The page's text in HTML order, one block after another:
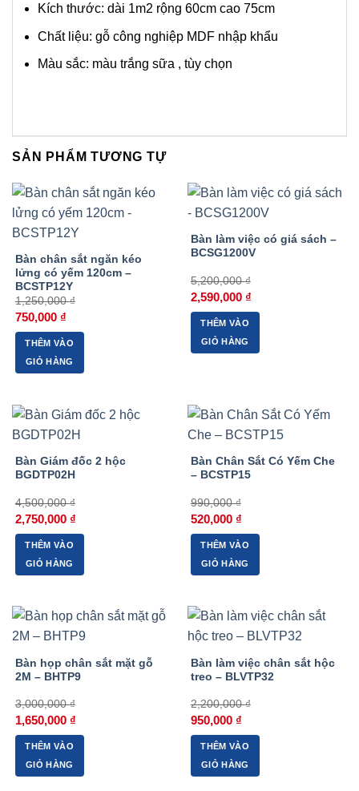
Kích thước: dài 1m2 rộng 60cm cao 75cm
Chất liệu: gỗ công nghiệp MDF nhập khẩu
Màu sắc: màu trắng sữa , tùy chọn
SẢN PHẨM TƯƠNG TỰ
Bàn chân sắt ngăn kéo
lửng có yếm 120cm –
BCSTP12Y
1,250,000₫
Giá
là:
1,250,000 ₫.
750,000 ₫Giá
là:
750,000 ₫.
THÊM VÀO
GIỎ HÀNG
Bàn làm việc có giá sách –
BCSG1200V
5,200,000₫
Giá
gốc
là:
5,200,000 ₫.
2,590,000 ₫Giá
tại
THÊM VÀO
GIỎ HÀNG
Bàn Giám đốc 2 hộc
BGDTP02H
4,500,000₫
Giá
gốc
là:
4,500,000 ₫.
2,750,000 ₫Giá
tại
THÊM VÀO
GIỎ HÀNG
Bàn Chân Sắt Có Yếm Che
– BCSTP15
990,000₫
Giá
là:
990,000 ₫.
520,000 ₫Giá
là:
520,000 ₫.
THÊM VÀO
GIỎ HÀNG
Bàn họp chân sắt mặt gỗ
2M – BHTP9
3,000,000₫
Giá
gốc
là:
3,000,000 ₫.
1,650,000 ₫Giá
tại
THÊM VÀO
GIỎ HÀNG
Bàn làm việc chân sắt hộc
treo – BLVTP32
2,200,000₫
Giá
là:
2,200,000 ₫.
950,000 ₫Giá
là:
950,000 ₫.
THÊM VÀO
GIỎ HÀNG